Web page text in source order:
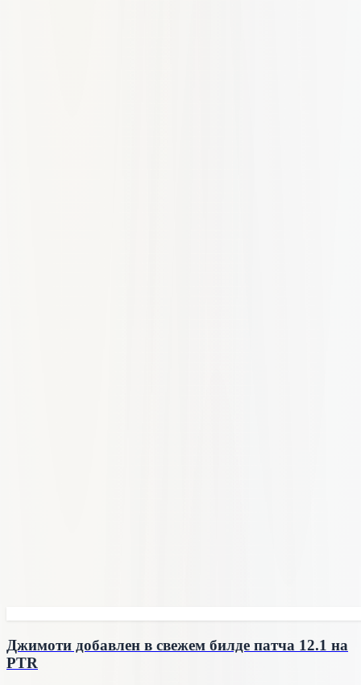
Джимоти добавлен в свежем билде патча 12.1 на
PTR